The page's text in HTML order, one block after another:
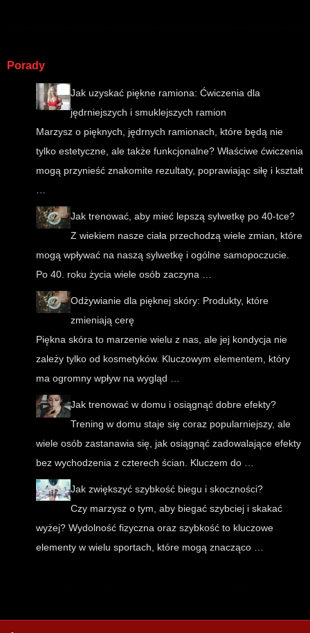
Porady
Jak uzyskać piękne ramiona: Ćwiczenia dla
jędrniejszych i smuklejszych ramion
Marzysz o pięknych, jędrnych ramionach, które będą nie
tylko estetyczne, ale także funkcjonalne? Właściwe ćwiczenia
mogą przynieść znakomite rezultaty, poprawiając siłę i kształt
Jak trenować, aby mieć lepszą sylwetkę po 40-tce?
Z wiekiem nasze ciała przechodzą wiele zmian, które
mogą wpływać na naszą sylwetkę i ogólne samopoczucie.
Po 40. roku życia wiele osób zaczyna …
Odżywianie dla pięknej skóry: Produkty, które
zmieniają cerę
Piękna skóra to marzenie wielu z nas, ale jej kondycja nie
zależy tylko od kosmetyków. Kluczowym elementem, który
ma ogromny wpływ na wygląd …
Jak trenować w domu i osiągnąć dobre efekty?
Trening w domu staje się coraz popularniejszy, ale
wiele osób zastanawia się, jak osiągnąć zadowalające efekty
bez wychodzenia z czterech ścian. Kluczem do …
Jak zwiększyć szybkość biegu i skoczności?
Czy marzysz o tym, aby biegać szybciej i skakać
wyżej? Wydolność fizyczna oraz szybkość to kluczowe
elementy w wielu sportach, które mogą znacząco …